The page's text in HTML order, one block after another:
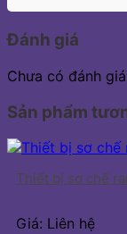
Đánh giá
Chưa có đánh
Sản phẩm
Thiết bị sơ chế
Giá: Liên hệ